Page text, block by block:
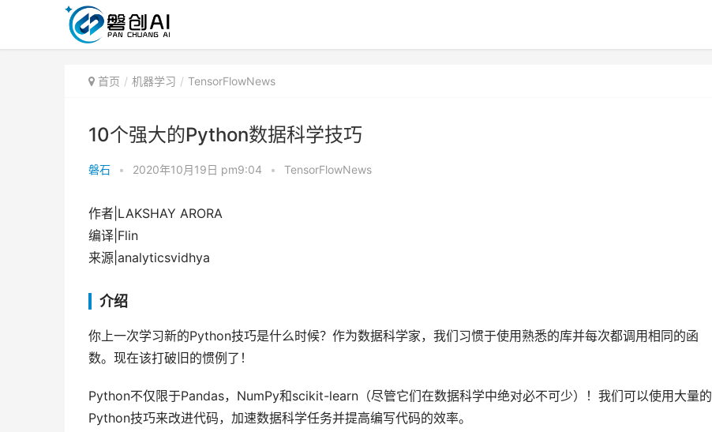
首页 机器学习 TensorFlowNews
10个强大的Python数据科学技巧
磐石 • 2020年10月19日 pm9:04 • TensorFlowNews
作者|LAKSHAY ARORA
编译|Flin
来源|analyticsvidhya
介绍
你上一次学习新的Python技巧是什么时候？作为数据科学家，我们习惯于使用熟悉的库并每次都调用相同的函
数。现在该打破旧的惯例了！
Python不仅限于Pandas，NumPy和scikit-learn（尽管它们在数据科学中绝对必不可少）！我们可以使用大量的
Python技巧来改进代码，加速数据科学任务并提高编写代码的效率。